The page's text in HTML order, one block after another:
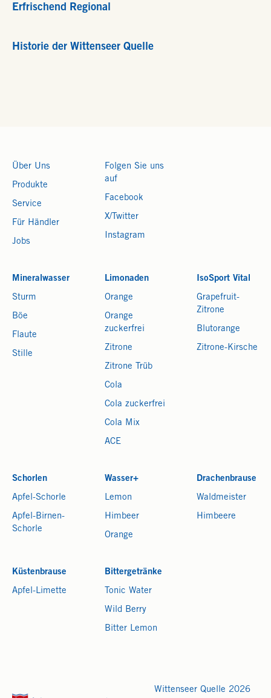
Erfrischend Regional
Historie der Wittenseer Quelle
Mineralwasser
Sturm
Böe
Flaute
Stille
Limonaden
Orange
Orange
zuckerfrei
Zitrone
Zitrone Trüb
Cola
Cola zuckerfrei
Cola Mix
ACE
IsoSport Vital
Grapefruit-
Zitrone
Blutorange
Zitrone-Kirsche
Schorlen
Apfel-Schorle
Apfel-Birnen-
Schorle
Wasser+
Lemon
Himbeer
Orange
Drachenbrause
Waldmeister
Himbeere
Küstenbrause
Apfel-Limette
Bittergetränke
Tonic Water
Wild Berry
Bitter Lemon
Über Uns
Produkte
Service
Für Händler
Jobs
Folgen Sie uns
auf
Facebook
X/Twitter
Instagram
Wittenseer Quelle 2026